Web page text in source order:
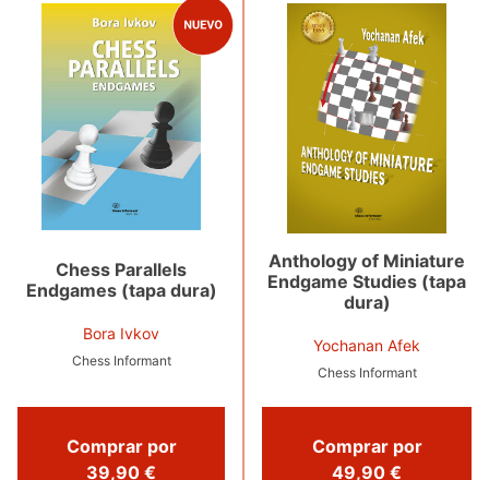
Chess Parallels
Endgames (tapa dura)
Bora Ivkov
Chess Informant
Comprar por
39,90 €
Anthology of Miniature
Endgame Studies (tapa
dura)
Yochanan Afek
Chess Informant
Comprar por
49,90 €